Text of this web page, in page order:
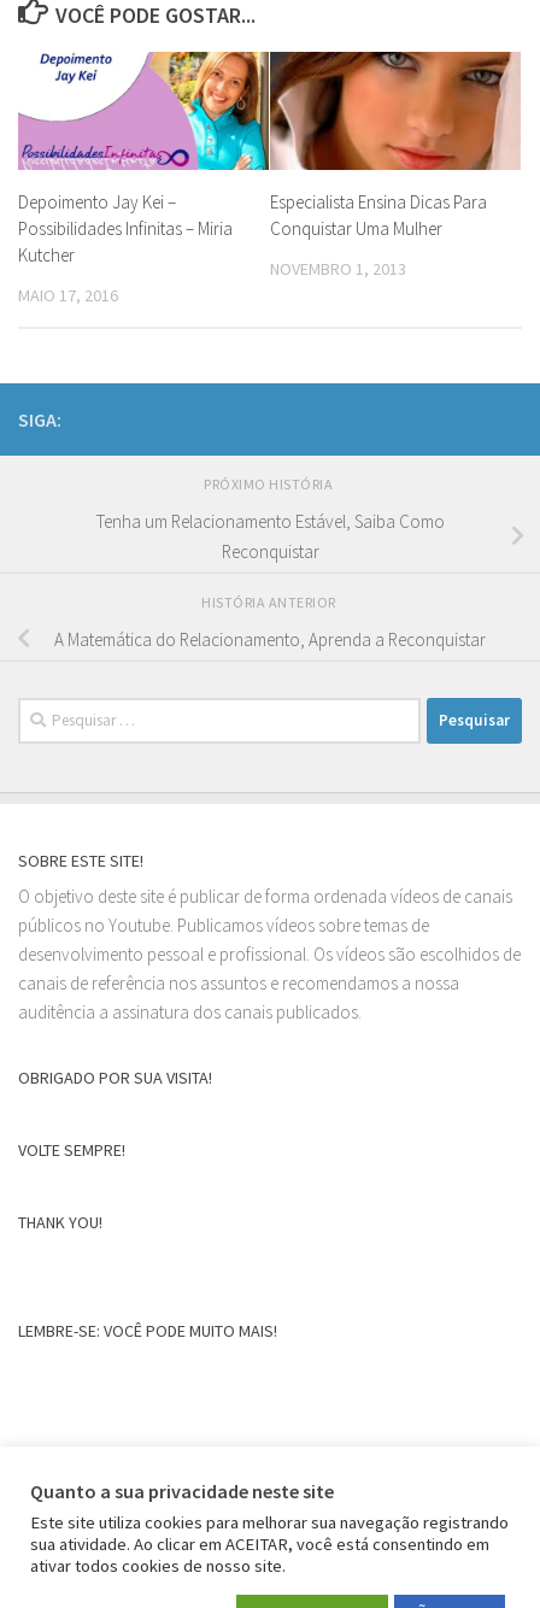
VOCÊ PODE GOSTAR...
Depoimento Jay Kei –
Possibilidades Infinitas – Miria
Kutcher
MAIO 17, 2016
Especialista Ensina Dicas Para
Conquistar Uma Mulher
NOVEMBRO 1, 2013
SIGA:
PRÓXIMO HISTÓRIA
Tenha um Relacionamento Estável, Saiba Como
Reconquistar
HISTÓRIA ANTERIOR
A Matemática do Relacionamento, Aprenda a Reconquistar
Pesquisar
por:
SOBRE ESTE SITE!
O objetivo deste site é publicar de forma ordenada vídeos de canais
públicos no Youtube. Publicamos vídeos sobre temas de
desenvolvimento pessoal e profissional. Os vídeos são escolhidos de
canais de referência nos assuntos e recomendamos a nossa
auditência a assinatura dos canais publicados.
OBRIGADO POR SUA VISITA!
VOLTE SEMPRE!
THANK YOU!
LEMBRE-SE: VOCÊ PODE MUITO MAIS!
Quanto a sua privacidade neste site
Este site utiliza cookies para melhorar sua navegação registrando
sua atividade. Ao clicar em ACEITAR, você está consentindo em
ativar todos cookies de nosso site.